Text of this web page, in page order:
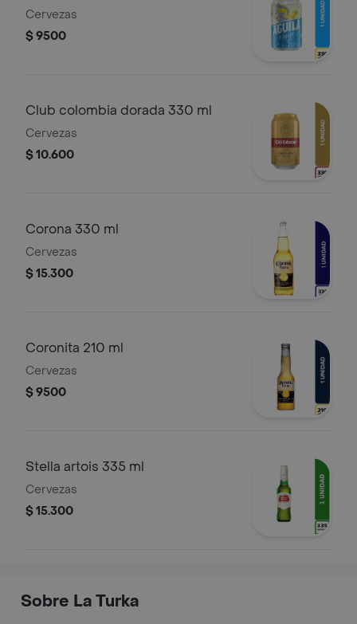
Cervezas
$ 9500
Club colombia dorada 330 ml
Cervezas
$ 10.600
Corona 330 ml
Cervezas
$ 15.300
Coronita 210 ml
Cervezas
$ 9500
Stella artois 335 ml
Cervezas
$ 15.300
Sobre La Turka